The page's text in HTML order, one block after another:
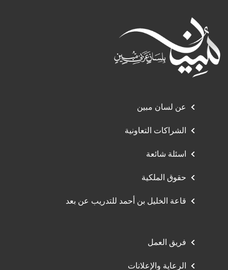
عن لسان مبين
الشراكات التعاونية
اسئلة شائعة
حقوق الملكية
قاعة الخليل بن أحمد للتدريب عن بعد
فريق العمل
الرعاية والإعلانات